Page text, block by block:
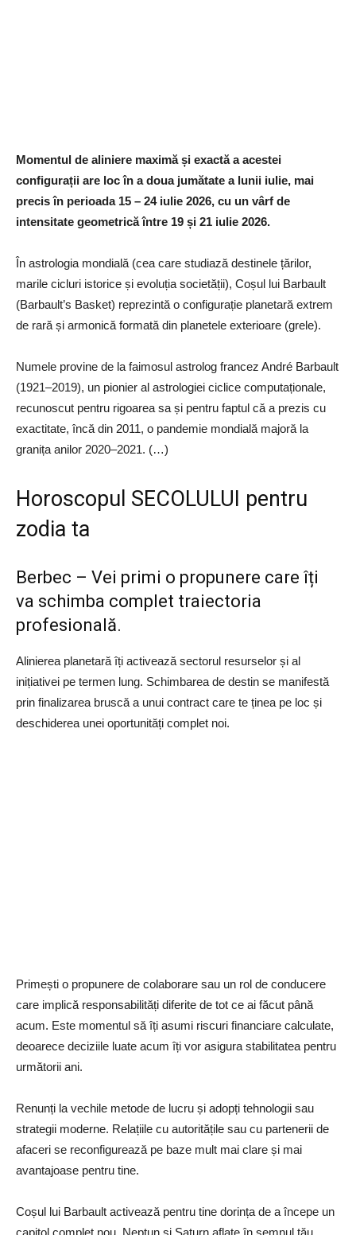
Momentul de aliniere maximă și exactă a acestei
configurații are loc în a doua jumătate a lunii iulie, mai
precis în perioada 15 – 24 iulie 2026, cu un vârf de
intensitate geometrică între 19 și 21 iulie 2026.
În astrologia mondială (cea care studiază destinele țărilor,
marile cicluri istorice și evoluția societății), Coșul lui Barbault
(Barbault’s Basket) reprezintă o configurație planetară extrem
de rară și armonică formată din planetele exterioare (grele).
Numele provine de la faimosul astrolog francez André Barbault
(1921–2019), un pionier al astrologiei ciclice computaționale,
recunoscut pentru rigoarea sa și pentru faptul că a prezis cu
exactitate, încă din 2011, o pandemie mondială majoră la
granița anilor 2020–2021. (…)
Horoscopul SECOLULUI pentru
zodia ta
Berbec – Vei primi o propunere care îți
va schimba complet traiectoria
profesională.
Alinierea planetară îți activează sectorul resurselor și al
inițiativei pe termen lung. Schimbarea de destin se manifestă
prin finalizarea bruscă a unui contract care te ținea pe loc și
deschiderea unei oportunități complet noi.
Primești o propunere de colaborare sau un rol de conducere
care implică responsabilități diferite de tot ce ai făcut până
acum. Este momentul să îți asumi riscuri financiare calculate,
deoarece deciziile luate acum îți vor asigura stabilitatea pentru
următorii ani.
Renunți la vechile metode de lucru și adopți tehnologii sau
strategii moderne. Relațiile cu autoritățile sau cu partenerii de
afaceri se reconfigurează pe baze mult mai clare și mai
avantajoase pentru tine.
Coșul lui Barbault activează pentru tine dorința de a începe un
capitol complet nou. Neptun și Saturn aflate în semnul tău